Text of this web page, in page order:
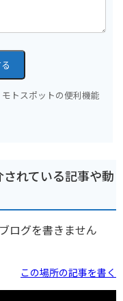
トスポットの便利機能
れている記事や動
ログを書きません
この場所の記事を書く